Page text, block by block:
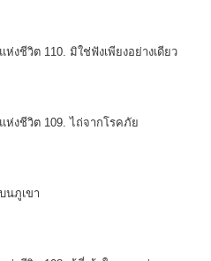
ห่งชีวิต 110. มิใช่ฟังเพียงอย่างเดียว
ห่งชีวิต 109. ไถ่จากโรคภัย
นภูเขา